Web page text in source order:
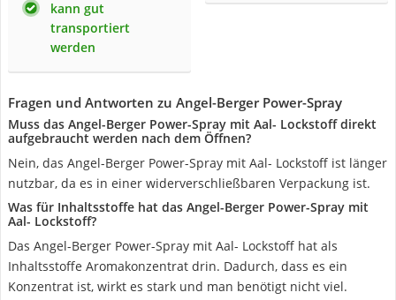
kann gut
transportiert
werden
Fragen und Antworten zu Angel-Berger Power-Spray
Muss das Angel-Berger Power-Spray mit Aal- Lockstoff direkt
aufgebraucht werden nach dem Öffnen?
Nein, das Angel-Berger Power-Spray mit Aal- Lockstoff ist länger
nutzbar, da es in einer widerverschließbaren Verpackung ist.
Was für Inhaltsstoffe hat das Angel-Berger Power-Spray mit
Aal- Lockstoff?
Das Angel-Berger Power-Spray mit Aal- Lockstoff hat als
Inhaltsstoffe Aromakonzentrat drin. Dadurch, dass es ein
Konzentrat ist, wirkt es stark und man benötigt nicht viel.